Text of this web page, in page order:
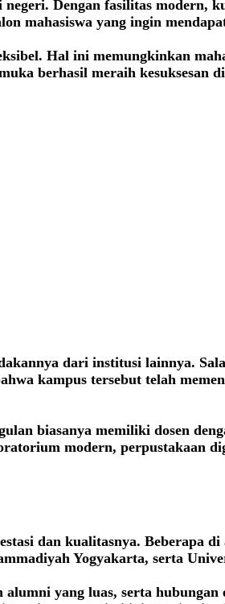
Dengan fasilitas modern,
mahasiswa yang ingin
Hal ini memungkinkan
berhasil meraih kesuksesan
dari institusi lainnya.
kampus tersebut telah
biasanya memiliki dosen
modern, perpustakaan
dan kualitasnya. Beberapa
Yogyakarta, serta
yang luas, serta